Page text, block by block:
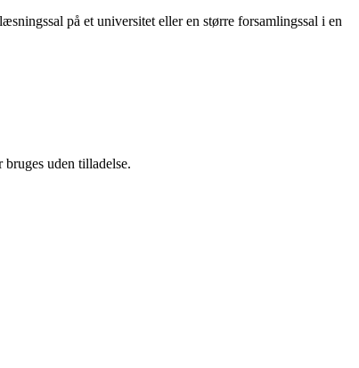
på et universitet eller en større forsamlingssal i en
uden tilladelse.